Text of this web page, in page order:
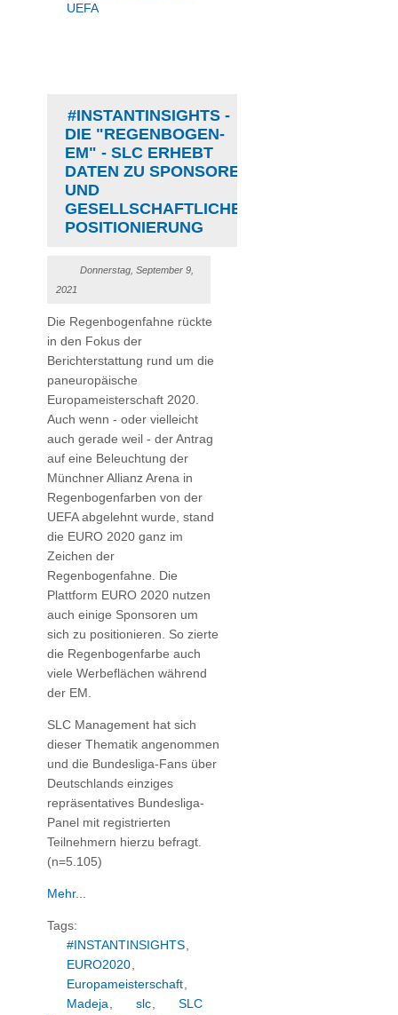
UEFA
#INSTANTINSIGHTS -
DIE "REGENBOGEN-
EM" - SLC ERHEBT
DATEN ZU SPONSOREN
UND
GESELLSCHAFTLICHER
POSITIONIERUNG
Donnerstag, September 9,
2021
Die Regenbogenfahne rückte
in den Fokus der
Berichterstattung rund um die
paneuropäische
Europameisterschaft 2020.
Auch wenn - oder vielleicht
auch gerade weil - der Antrag
auf eine Beleuchtung der
Münchner Allianz Arena in
Regenbogenfarben von der
UEFA abgelehnt wurde, stand
die EURO 2020 ganz im
Zeichen der
Regenbogenfahne. Die
Plattform EURO 2020 nutzen
auch einige Sponsoren um
sich zu positionieren. So zierte
die Regenbogenfarbe auch
viele Werbeflächen während
der EM.
SLC Management hat sich
dieser Thematik angenommen
und die Bundesliga-Fans über
Deutschlands einziges
repräsentatives Bundesliga-
Panel mit registrierten
Teilnehmern hierzu befragt.
(n=5.105)
Mehr...
Tags:
#INSTANTINSIGHTS
EURO2020
Europameisterschaft
Madeja
slc
SLC